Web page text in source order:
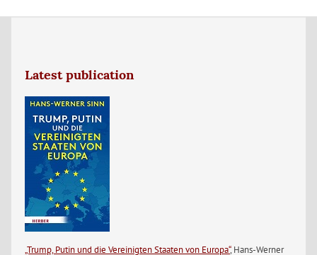
Latest publication
„Trump, Putin und die Vereinigten Staaten von Europa“, Hans-Werner